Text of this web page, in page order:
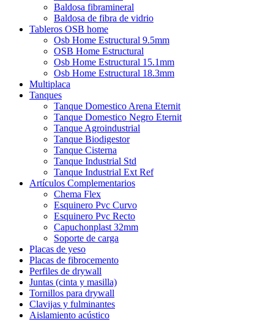
Baldosa fibramineral
Baldosa de fibra de vidrio
Tableros OSB home
Osb Home Estructural 9.5mm
OSB Home Estructural
Osb Home Estructural 15.1mm
Osb Home Estructural 18.3mm
Multiplaca
Tanques
Tanque Domestico Arena Eternit
Tanque Domestico Negro Eternit
Tanque Agroindustrial
Tanque Biodigestor
Tanque Cisterna
Tanque Industrial Std
Tanque Industrial Ext Ref
Artículos Complementarios
Chema Flex
Esquinero Pvc Curvo
Esquinero Pvc Recto
Capuchonplast 32mm
Soporte de carga
Placas de yeso
Placas de fibrocemento
Perfiles de drywall
Juntas (cinta y masilla)
Tornillos para drywall
Clavijas y fulminantes
Aislamiento acústico